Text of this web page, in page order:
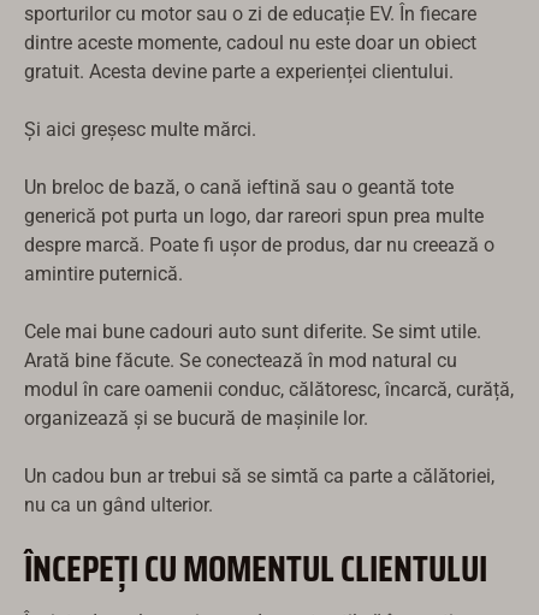
sporturilor cu motor sau o zi de educație EV. În fiecare
dintre aceste momente, cadoul nu este doar un obiect
gratuit. Acesta devine parte a experienței clientului.
Și aici greșesc multe mărci.
Un breloc de bază, o cană ieftină sau o geantă tote
generică pot purta un logo, dar rareori spun prea multe
despre marcă. Poate fi ușor de produs, dar nu creează o
amintire puternică.
Cele mai bune cadouri auto sunt diferite. Se simt utile.
Arată bine făcute. Se conectează în mod natural cu
modul în care oamenii conduc, călătoresc, încarcă, curăță,
organizează și se bucură de mașinile lor.
Un cadou bun ar trebui să se simtă ca parte a călătoriei,
nu ca un gând ulterior.
ÎNCEPEȚI CU MOMENTUL CLIENTULUI